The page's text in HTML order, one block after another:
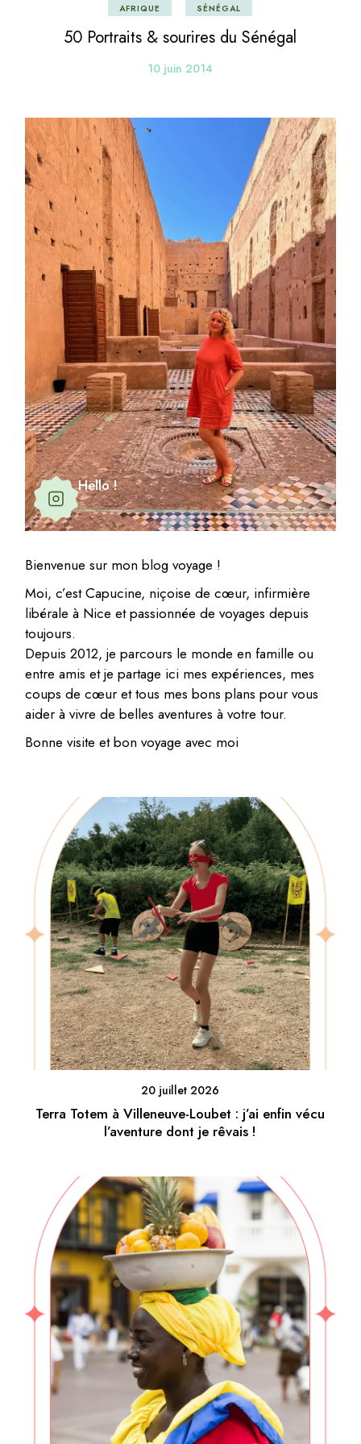
AFRIQUE SÉNÉGAL
50 Portraits & sourires du Sénégal
10 juin 2014
Hello !
Bienvenue sur mon blog voyage !
Moi, c’est Capucine, niçoise de cœur, infirmière
libérale à Nice et passionnée de voyages depuis
toujours.
Depuis 2012, je parcours le monde en famille ou
entre amis et je partage ici mes expériences, mes
coups de cœur et tous mes bons plans pour vous
aider à vivre de belles aventures à votre tour.
Bonne visite et bon voyage avec moi
20 juillet 2026
Terra Totem à Villeneuve-Loubet : j’ai enfin vécu
l’aventure dont je rêvais !